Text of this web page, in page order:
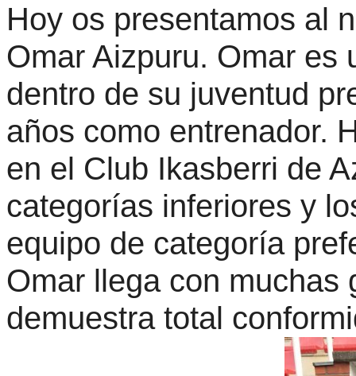
Hoy os presentamos al
Omar Aizpuru. Omar es
dentro de su juventud
años como entrenador.
en el Club Ikasberri de
categorías inferiores y
equipo de categoría
Omar llega con muchas
demuestra total